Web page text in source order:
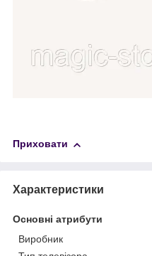
Приховати
Характеристики
Основні атрибути
Виробник